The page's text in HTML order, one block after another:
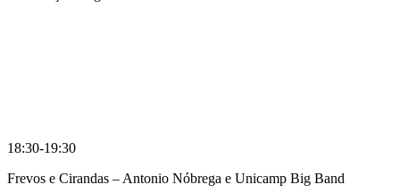
18:30-19:30
Frevos e Cirandas – Antonio Nóbrega e Unicamp Big Band